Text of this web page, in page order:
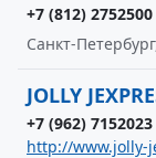
+7 (812) 2752500
Санкт-
JOLLY
+7 (962) 7152023
http://www.jolly-